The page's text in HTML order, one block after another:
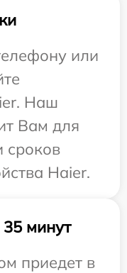
или
Наш
Вам для
сроков
Haier.
минут
приедет в